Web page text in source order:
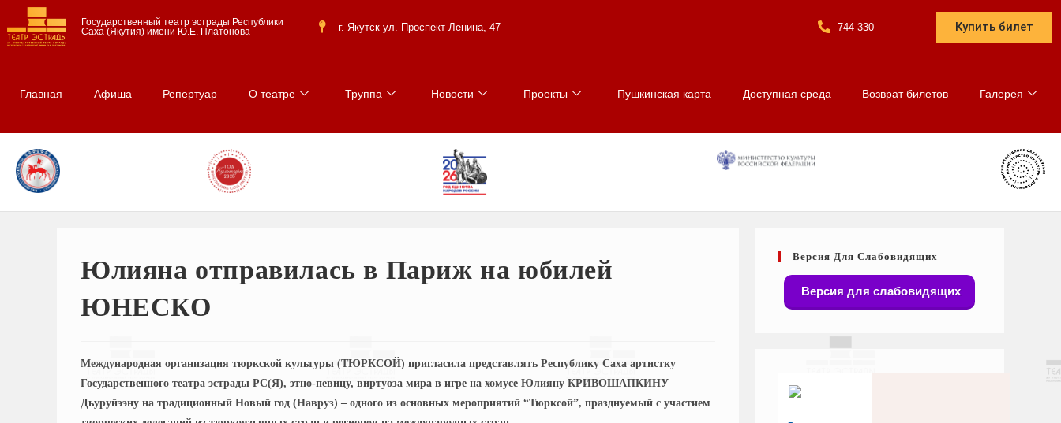
Государственный театр эстрады Республики
Саха (Якутия) имени Ю.Е. Платонова
г. Якутск ул. Проспект Ленина, 47 744-330 Купить билет
Главная Афиша Репертуар О театре Труппа Новости Проекты Пушкинская карта Доступная среда Возврат билетов Галерея
Юлияна отправилась в Париж на юбилей
ЮНЕСКО
Международная организация тюркской культуры (ТЮРКСОЙ) пригласила представлять Республику Саха артистку
Государственного театра эстрады РС(Я), этно-певицу, виртуоза мира в игре на хомусе Юлияну КРИВОШАПКИНУ –
Дьуруйээну на традиционный Новый год (Навруз) – одного из основных мероприятий “Тюрксой”, празднуемый с участием
Версия Для Слабовидящих
Версия для слабовидящих